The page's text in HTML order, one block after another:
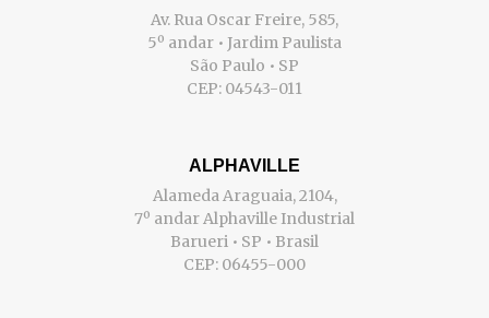
Av. Rua Oscar Freire, 585,
5º andar • Jardim Paulista
São Paulo • SP
CEP: 04543-011
ALPHAVILLE
Alameda Araguaia, 2104,
7º andar Alphaville Industrial
Barueri • SP • Brasil
CEP: 06455-000